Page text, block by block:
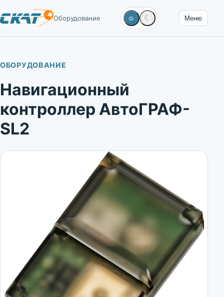
Оборудование ☼ ☾ Меню
ОБОРУДОВАНИЕ
Навигационный
контроллер АвтоГРАФ-
SL2